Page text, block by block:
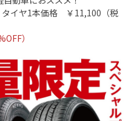
タイヤ1本価格 ￥ 11,100 （税
）